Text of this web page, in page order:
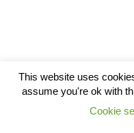
This website uses
assume you're ok with
Cookie